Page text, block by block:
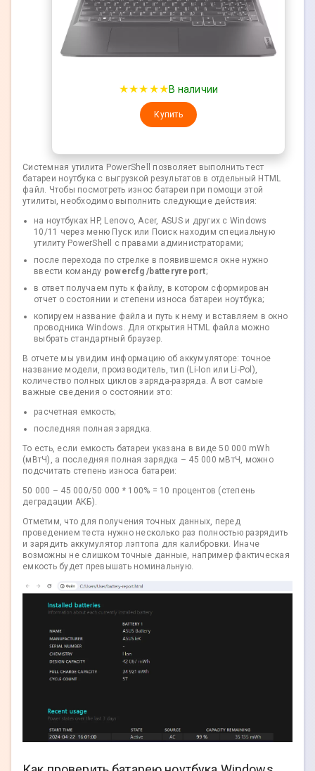
★★★★★В наличии
Купить
Системная утилита PowerShell позволяет выполнить тест
батареи ноутбука с выгрузкой результатов в отдельный HTML
файл. Чтобы посмотреть износ батареи при помощи этой
утилиты, необходимо выполнить следующие действия:
на ноутбуках HP, Lenovo, Acer, ASUS и других с Windows
10/11 через меню Пуск или Поиск находим специальную
утилиту PowerShell с правами администраторами;
после перехода по стрелке в появившемся окне нужно
ввести команду powercfg /batteryreport;
в ответ получаем путь к файлу, в котором сформирован
отчет о состоянии и степени износа батареи ноутбука;
копируем название файла и путь к нему и вставляем в окно
проводника Windows. Для открытия HTML файла можно
выбрать стандартный браузер.
В отчете мы увидим информацию об аккумуляторе: точное
название модели, производитель, тип (Li-Ion или Li-Pol),
количество полных циклов заряда-разряда. А вот самые
важные сведения о состоянии это:
расчетная емкость;
последняя полная зарядка.
То есть, если емкость батареи указана в виде 50 000 mWh
(мВтЧ), а последняя полная зарядка – 45 000 мВтЧ, можно
подсчитать степень износа батареи:
50 000 – 45 000/50 000 * 100% = 10 процентов (степень
деградации АКБ).
Отметим, что для получения точных данных, перед
проведением теста нужно несколько раз полностью разрядить
и зарядить аккумулятор лэптопа для калибровки. Иначе
возможны не слишком точные данные, например фактическая
емкость будет превышать номинальную.